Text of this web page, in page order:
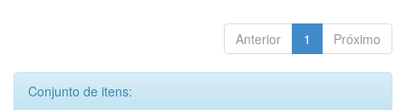
Anterior 1 Próximo
Conjunto de itens: